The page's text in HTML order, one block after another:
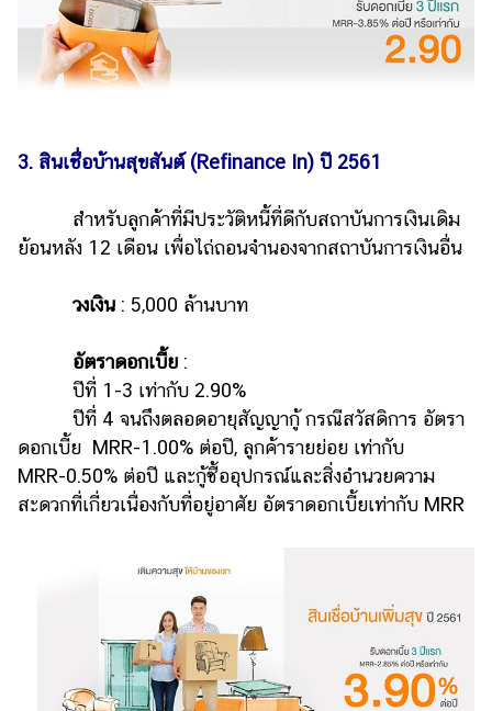
3. สินเชื่อบ้านสุขสันต์ (Refinance In) ปี 2561
สำหรับลูกค้าที่มีประวัติหนี้ที่ดีกับสถาบันการเงินเดิม
ย้อนหลัง 12 เดือน เพื่อไถ่ถอนจำนองจากสถาบันการเงินอื่น
วงเงิน : 5,000 ล้านบาท
อัตราดอกเบี้ย :
ปีที่ 1-3 เท่ากับ 2.90%
ปีที่ 4 จนถึงตลอดอายุสัญญากู้ กรณีสวัสดิการ อัตรา
ดอกเบี้ย MRR-1.00% ต่อปี, ลูกค้ารายย่อย เท่ากับ
MRR-0.50% ต่อปี และกู้ซื้ออุปกรณ์และสิ่งอำนวยความ
สะดวกที่เกี่ยวเนื่องกับที่อยู่อาศัย อัตราดอกเบี้ยเท่ากับ MRR